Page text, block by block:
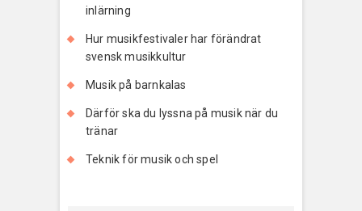
inlärning
Hur musikfestivaler har förändrat
svensk musikkultur
Musik på barnkalas
Därför ska du lyssna på musik när du
tränar
Teknik för musik och spel